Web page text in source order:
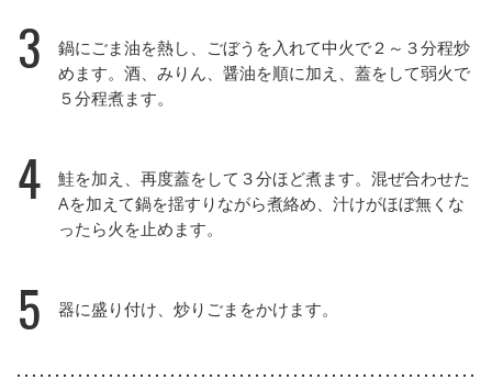
3
鍋にごま油を熱し、ごぼうを入れて中火で２～３分程炒
めます。酒、みりん、醤油を順に加え、蓋をして弱火で
５分程煮ます。
4
鮭を加え、再度蓋をして３分ほど煮ます。混ぜ合わせた
Aを加えて鍋を揺すりながら煮絡め、汁けがほぼ無くな
ったら火を止めます。
5 器に盛り付け、炒りごまをかけます。